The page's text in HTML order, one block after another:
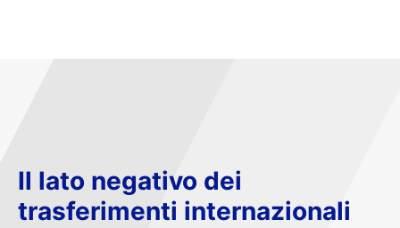
Il lato negativo dei
trasferimenti internazionali